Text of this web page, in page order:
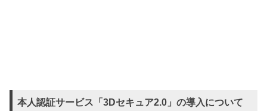
本人認証サービス「3Dセキュア2.0」の導入について